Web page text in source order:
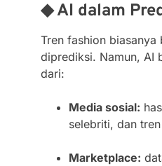
◆ AI dalam
Tren fashion
diprediksi. Namun, AI
dari:
Media sosial:
selebriti, dan
Marketplace: